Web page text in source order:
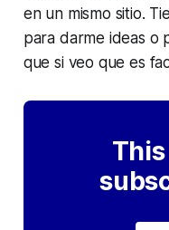
en un mismo sitio.
para darme ideas o
que si veo que es